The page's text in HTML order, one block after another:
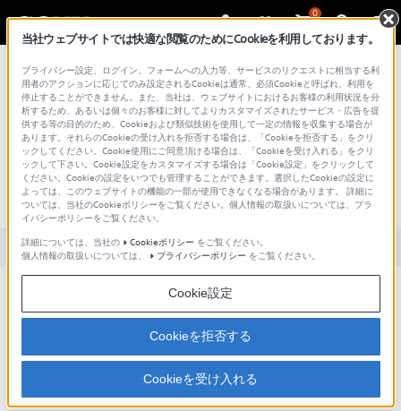
0
総合サポート・お問い合わせ
文書番号 : S1512250076714 / 最終更新日 : 2025/03/11
低音や高音を強調するような機能はあ
りますか？(CAS-1)
対象製品カテゴリー・製品
当社ウェブサイトでは快適な閲覧のためにCookieを利用しております。
プライバシー設定、ログイン、フォームへの入力等、サービスのリクエストに相当する利
用者のアクションに応じてのみ設定されるCookieは通常、必須Cookieと呼ばれ、利用を
停止することができません。また、当社は、ウェブサイトにおけるお客様の利用状況を分
析するため、あるいは個々のお客様に対してよりカスタマイズされたサービス・広告を提
供する等の目的のため、Cookieおよび類似技術を使用して一定の情報を収集する場合が
あります。それらのCookieの受け入れを拒否する場合は、「Cookieを拒否する」をクリ
ックしてください。Cookie使用にご同意頂ける場合は、「Cookieを受け入れる」をクリ
ックして下さい。Cookie設定をカスタマイズする場合は「Cookie設定」をクリックして
ください。Cookieの設定をいつでも管理することができます。選択したCookieの設定に
よっては、このウェブサイトの機能の一部が使用できなくなる場合があります。 詳細に
ついては、当社のCookieポリシーをご覧ください。個人情報の取扱いについては、プラ
イバシーポリシーをご覧ください。
詳細については、当社の
Cookieポリシー をご覧ください。
個人情報の取扱いについては、
プライバシーポリシー をご覧ください。
Cookie設定
Cookieを拒否する
Cookieを受け入れる